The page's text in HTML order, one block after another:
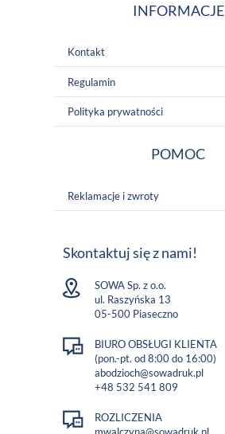
INFORMACJE
Kontakt
Regulamin
Polityka prywatności
POMOC
Reklamacje i zwroty
Skontaktuj się z nami!
SOWA Sp. z o.o.
ul. Raszyńska 13
05-500 Piaseczno
BIURO OBSŁUGI KLIENTA
(pon.-pt. od 8:00 do 16:00)
abodzioch@sowadruk.pl
+48 532 541 809
ROZLICZENIA